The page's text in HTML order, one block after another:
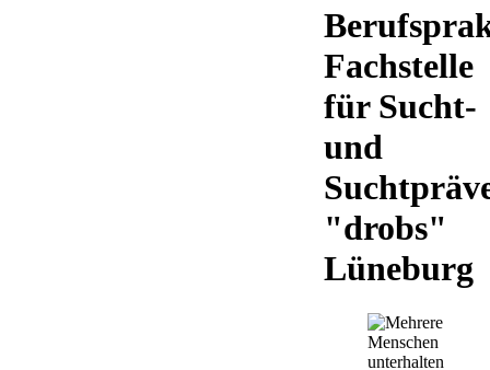
Fachstelle
für Sucht-
und
"drobs"
Lüneburg